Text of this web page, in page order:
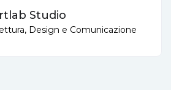
Studio
Design e Comunicazione